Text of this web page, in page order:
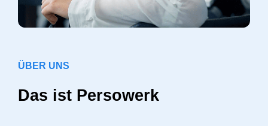
ÜBER UNS
Das ist Persowerk